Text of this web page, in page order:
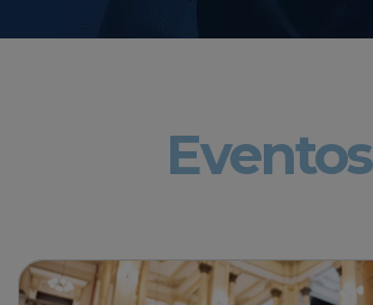
Eventos